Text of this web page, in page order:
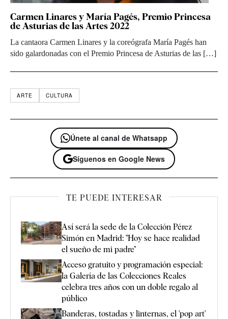
Carmen Linares y María Pagés, Premio Princesa
de Asturias de las Artes 2022
La cantaora Carmen Linares y la coreógrafa María Pagés han
sido galardonadas con el Premio Princesa de Asturias de las […]
ARTE CULTURA
Únete al canal de Whatsapp
Síguenos en Google News
TE PUEDE INTERESAR
Así será la sede de la Colección Pérez
Simón en Madrid: "Hoy se hace realidad
el sueño de mi padre"
Acceso gratuito y programación especial:
la Galería de las Colecciones Reales
celebra tres años con un doble regalo al
público
Banderas, tostadas y linternas, el 'pop art'